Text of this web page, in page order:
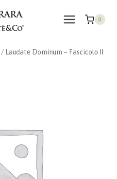
0
/ Laudate Dominum – Fascicolo II